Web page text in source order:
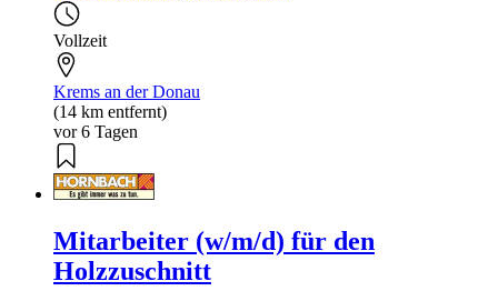
Vollzeit
Krems an der Donau
(14 km entfernt)
vor 6 Tagen
Mitarbeiter (w/m/d) für den
Holzzuschnitt